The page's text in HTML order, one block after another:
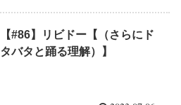
【#86】リビドー【（さらにド
タバタと踊る理解）】